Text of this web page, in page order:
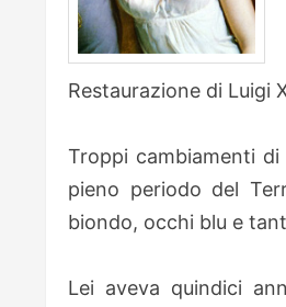
Restaurazione di Luigi
Troppi cambiamenti
pieno periodo del
biondo, occhi blu e
Lei aveva quindici